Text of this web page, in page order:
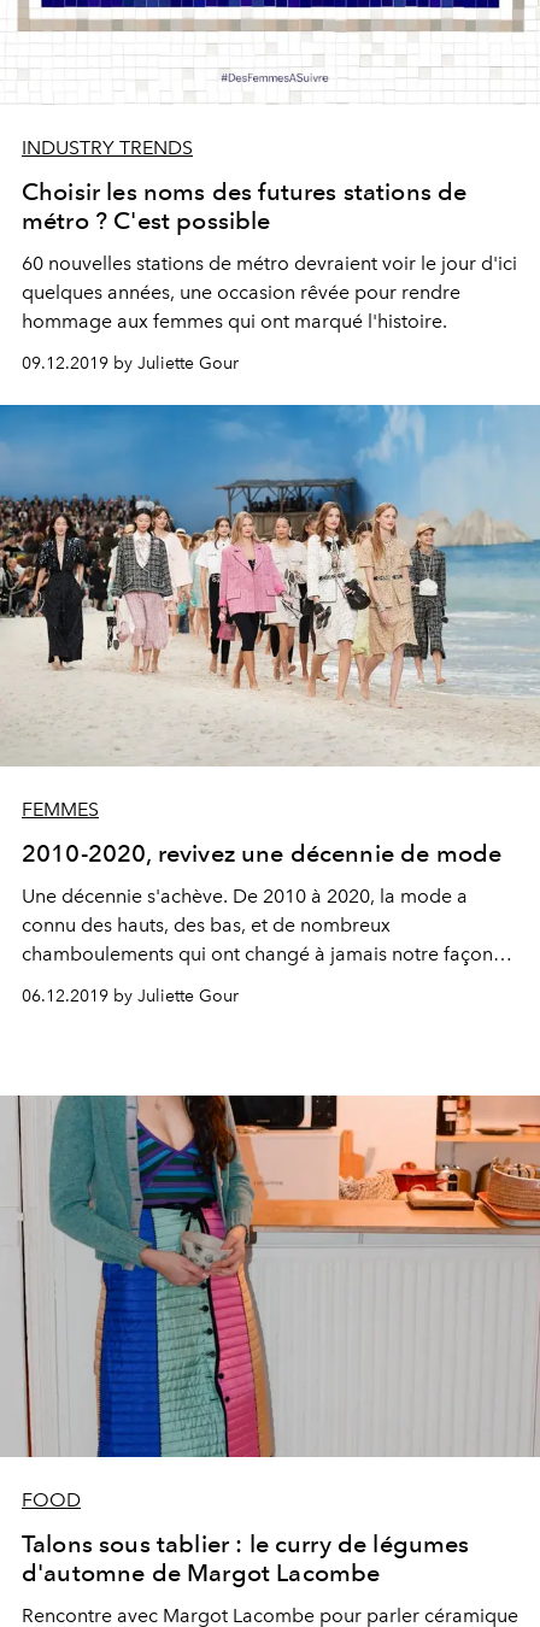
INDUSTRY TRENDS
Choisir les noms des futures stations de
métro ? C'est possible
60 nouvelles stations de métro devraient voir le jour d'ici
quelques années, une occasion rêvée pour rendre
hommage aux femmes qui ont marqué l'histoire.
09.12.2019 by Juliette Gour
FEMMES
2010-2020, revivez une décennie de mode
Une décennie s'achève. De 2010 à 2020, la mode a
connu des hauts, des bas, et de nombreux
chamboulements qui ont changé à jamais notre façon
06.12.2019 by Juliette Gour
FOOD
Talons sous tablier : le curry de légumes
d'automne de Margot Lacombe
Rencontre avec Margot Lacombe pour parler céramique